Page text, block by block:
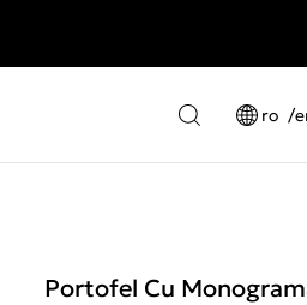
ro
Portofel Cu